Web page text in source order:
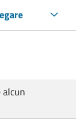
alcun